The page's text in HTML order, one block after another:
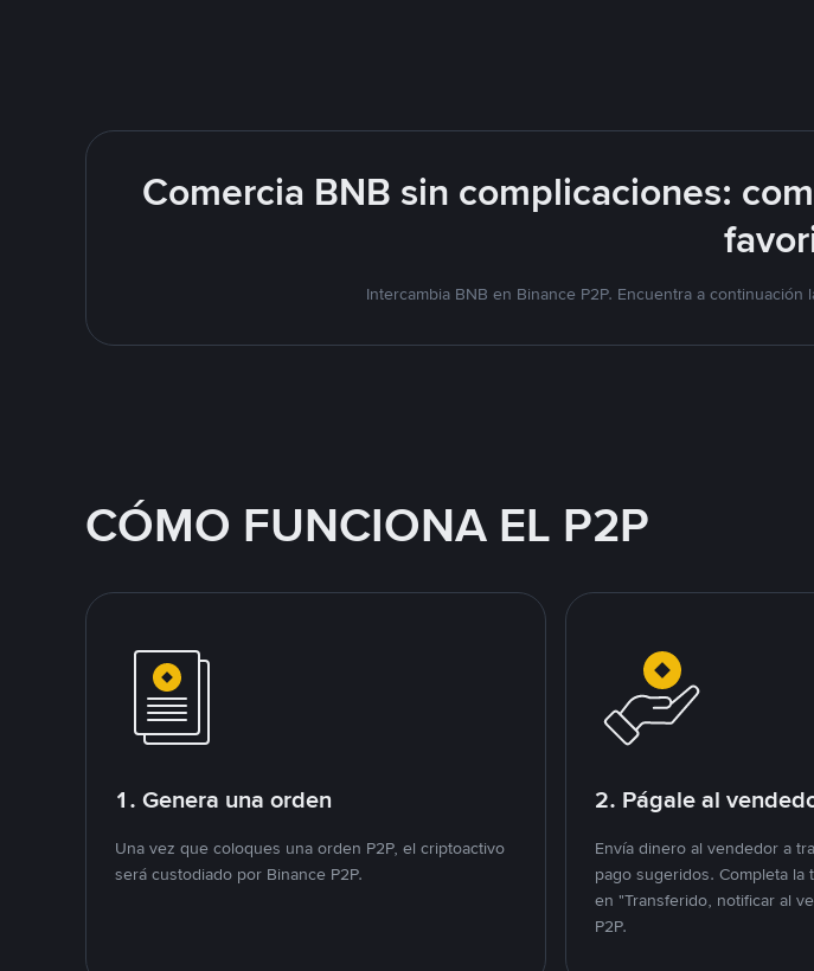
Comercia BNB sin complicaciones:
Intercambia BNB en Binance P2P. Encuentra a
CÓMO FUNCIONA EL P2P
1. Genera una orden
Una vez que coloques una orden P2P, el criptoactivo
será custodiado por Binance P2P.
2. Págale al
Envía dinero al vendedor a
pago sugeridos. Completa la
en "Transferido, notificar al
P2P.